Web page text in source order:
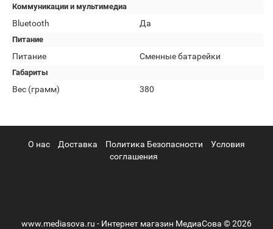
Коммуникации и мультимедиа
Bluetooth Да
Питание
Питание Сменные батарейки
Габариты
Вес (грамм) 380
О нас Доставка Политика Безопасности
Условия
соглашения
www.mediasova.ru - Интернет магазин МедиаСова © 2026